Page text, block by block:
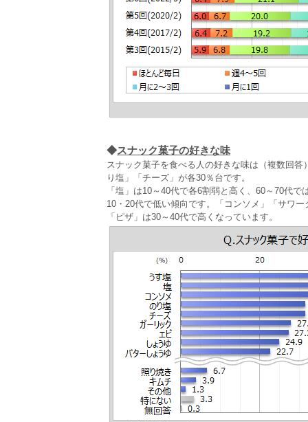
◆スナック菓子の好きな味
スナック菓子を食べる人の好きな味は（複数回
り塩」「チーズ」が各30％台です。
「塩」は10～40代で各6割弱と高く、60～70代
10・20代で低い傾向です。「コンソメ」「サワ
「ピザ」は30～40代で高くなっています。